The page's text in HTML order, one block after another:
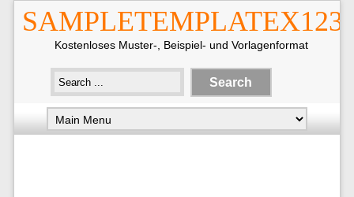
Kostenloses Muster-, Beispiel- und Vorlagenformat